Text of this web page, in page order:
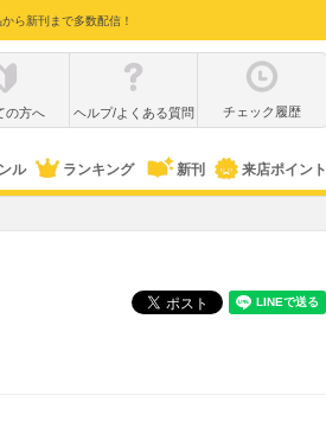
ら新刊まで多数配信！
の方へ ヘルプ/よくある質問 チェック履歴
ル ランキング 新刊 来店ポイント